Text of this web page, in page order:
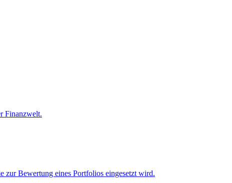
Finanzwelt.
Bewertung eines Portfolios eingesetzt wird.